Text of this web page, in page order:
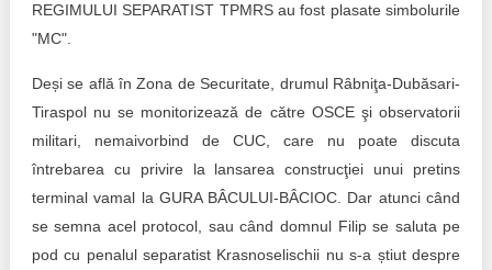
REGIMULUI SEPARATIST TPMRS au fost plasate simbolurile
"MC".
Deși se află în Zona de Securitate, drumul Râbniţa-Dubăsari-
Tiraspol nu se monitorizează de către OSCE şi observatorii
militari, nemaivorbind de CUC, care nu poate discuta
întrebarea cu privire la lansarea construcţiei unui pretins
terminal vamal la GURA BÂCULUI-BÂCIOC. Dar atunci când
se semna acel protocol, sau când domnul Filip se saluta pe
pod cu penalul separatist Krasnoselischii nu s-a știut despre